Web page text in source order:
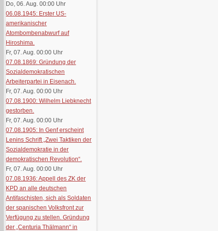
Do, 06. Aug. 00:00 Uhr
06.08.1945: Erster US-
amerikanischer
Atombombenabwurf auf
Hiroshima.
Fr, 07. Aug. 00:00 Uhr
07.08.1869: Gründung der
Sozialdemokratischen
Arbeiterpartei in Eisenach.
Fr, 07. Aug. 00:00 Uhr
07.08.1900: Wilhelm Liebknecht
gestorben.
Fr, 07. Aug. 00:00 Uhr
07.08.1905: In Genf erscheint
Lenins Schrift „Zwei Taktiken der
Sozialdemokratie in der
demokratischen Revolution“.
Fr, 07. Aug. 00:00 Uhr
07.08.1936: Appell des ZK der
KPD an alle deutschen
Antifaschisten, sich als Soldaten
der spanischen Volksfront zur
Verfügung zu stellen. Gründung
der „Centuria Thälmann“ in